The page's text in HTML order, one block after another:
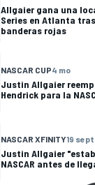
Allgaier gana una
Series en Atlanta
banderas rojas
NASCAR CUP4 mo
Justin Allgaier
Hendrick para la
NASCAR XFINITY19 sept
Justin Allgaier
NASCAR antes de